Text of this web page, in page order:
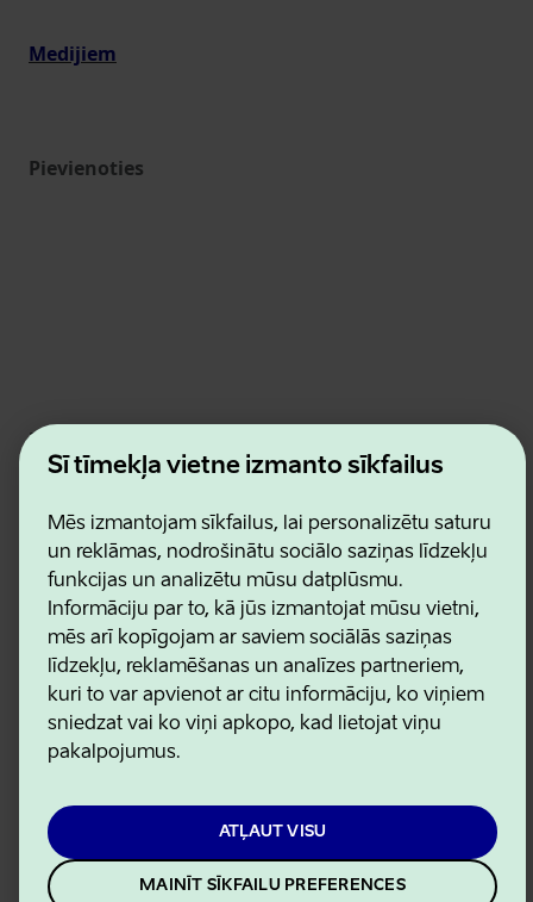
Šī tīmekļa vietne izmanto sīkfailus
Mēs izmantojam sīkfailus, lai personalizētu saturu
un reklāmas, nodrošinātu sociālo saziņas līdzekļu
funkcijas un analizētu mūsu datplūsmu.
Informāciju par to, kā jūs izmantojat mūsu vietni,
mēs arī kopīgojam ar saviem sociālās saziņas
līdzekļu, reklamēšanas un analīzes partneriem,
kuri to var apvienot ar citu informāciju, ko viņiem
sniedzat vai ko viņi apkopo, kad lietojat viņu
pakalpojumus.
ATĻAUT VISU
MAINĪT SĪKFAILU PREFERENCES
Medijiem
Pievienoties
Estonian Business and Innovation Agency
Kontakti
Lietošanas noteikumi
Sīkdatņu un konfidencialitātes politika